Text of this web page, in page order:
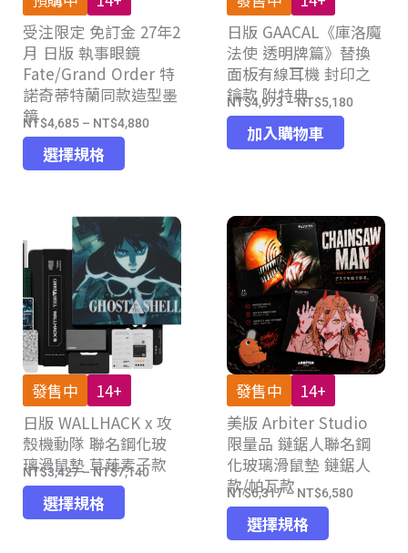
頁
面
選
擇
選
項
頁
面
選
擇
選
受注限定 免訂金 27年2
月 日版 執事眼鏡
Fate/Grand Order 特
諾奇蒂特蘭同款造型墨
鏡
NT$4,685 – NT$4,880價
NT$4,685
到
NT$4,880
選擇規格
產
有
多
種
款
式。
可
在
產
頁
面
選
擇
選
日版 GAACAL《庫洛魔
法使 透明牌篇》替換
面板有線耳機 封印之
鑰款 附特典
NT$4,973–NT$5,180價
到
NT$5,180
加入購物車
發售中
14+
日版 WALLHACK x 攻
殼機動隊 聯名鋼化玻
璃滑鼠墊 草薙素子款
NT$3,427– NT$7,140價
選擇規格
產
發售中
14+
美版 Arbiter Studio
限量品 鏈鋸人聯名鋼
化玻璃滑鼠墊 鏈鋸人
款/帕瓦款
NT$6,317– NT$6,580價
選擇規格
產